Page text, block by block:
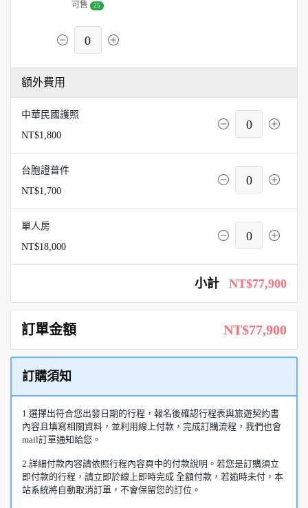
可售 25
0
額外費用
中華民國護照
NT$1,800
0
台胞證普件
NT$1,700
0
單人房
NT$18,000
0
小計 NT$77,900
訂單金額 NT$77,900
訂購須知
1.選擇出符合您出發日期的行程，報名後確認行程表與旅遊契約書
內容且填寫相關資料，並利用線上付款，完成訂購流程，我們也會
mail訂單通知給您。
2.詳細付款內容請依照行程內容頁中的付款說明。若您是訂購須立
即付款的行程，請立即於線上即時完成 全額付款，若逾時未付，本
站系統將自動取消訂單，不會保留您的訂位。